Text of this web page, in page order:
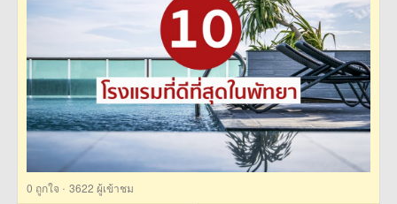
0 ถูกใจ · 3622 ผู้เข้าชม